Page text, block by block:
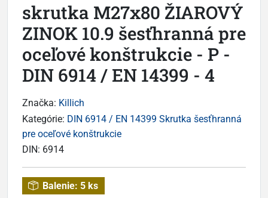
skrutka M27x80 ŽIAROVÝ
ZINOK 10.9 šesťhranná pre
oceľové konštrukcie - P -
DIN 6914 / EN 14399 - 4
Značka: Killich
Kategórie: DIN 6914 / EN 14399 Skrutka šesťhranná
pre oceľové konštrukcie
DIN: 6914
Balenie: 5 ks